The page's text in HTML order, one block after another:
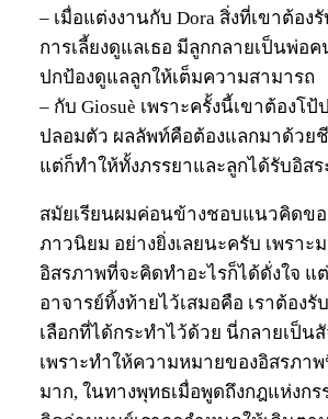
– เมื่อแต่งงานกับ Dora สิ่งที่เขาต้อง
การเลี้ยงดูแลเธอ มีลูกกลายเป็นพ่อ
ปกป้องดูแลลูกให้เต็มความสามารถ
– กับ Giosuè เพราะครั้งนี้เขาต้องโ
ปลอมตัว ผลลัพท์คือต้องแลกมาด้วย
แต่ก็ทำให้ทั้งภรรยาและลูกได้รับอิสร
สมัยเรียนผมค่อนข้างชอบแนวคิดข
ภาวนิยม อย่างยิ่งเลยนะครับ เพราะ
อิสรภาพที่จะคิดทำอะไรก็ได้ดั่งใจ แ
อาจารย์ทิ้งท้ายไว้เสมอคือ เราต้อง
เลือกที่ได้กระทำไว้ด้วย นี่กลายเป็น
เพราะทำให้ความหมายของอิสรภ
มาก, ในทางพุทธเมื่อพูดถึงกฎแห่งก